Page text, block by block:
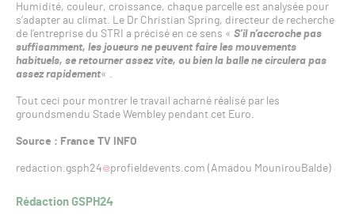
Humidité, couleur, croissance, chaque parcelle est analysée pour
s’adapter au climat. Le Dr Christian Spring, directeur de recherche
de l’entreprise du STRI a précisé en ce sens « S’il n’accroche pas
suffisamment, les joueurs ne peuvent faire les mouvements
habituels, se retourner assez vite, ou bien la balle ne circulera pas
assez rapidement« .
Tout ceci pour montrer le travail acharné réalisé par les
groundsmendu Stade Wembley pendant cet Euro.
Source : France TV INFO
redaction.gsph24 profieldevents.com (Amadou MounirouBalde)
Rédaction GSPH24